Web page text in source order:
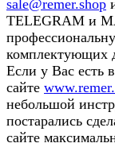
sale@remer.shop
TELEGRAM и
комплектующих
Если у Вас есть
сайте
небольшой
постарались
сайте